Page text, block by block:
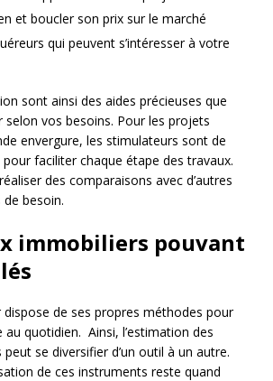
et boucler son prix sur le marché
qui peuvent s’intéresser à votre
sont ainsi des aides précieuses que
selon vos besoins. Pour les projets
envergure, les stimulateurs sont de
faciliter chaque étape des travaux.
des comparaisons avec d’autres
besoin.
immobiliers pouvant
de ses propres méthodes pour
quotidien. Ainsi, l’estimation des
se diversifier d’un outil à un autre.
de ces instruments reste quand